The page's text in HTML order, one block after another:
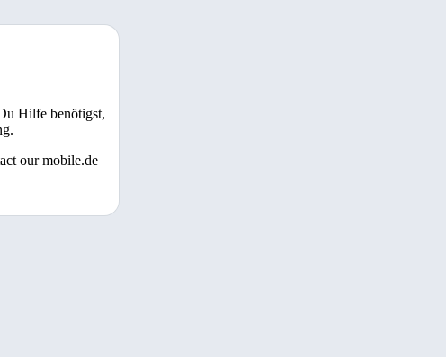
Hilfe benötigst,
our mobile.de